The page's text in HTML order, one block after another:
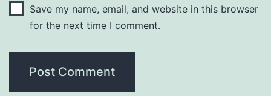
Save my name, email, and website in this browser
for the next time I comment.